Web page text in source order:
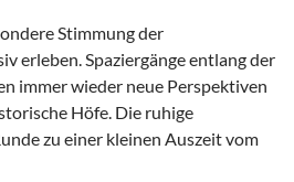
Stimmung der
erleben. Spaziergänge entlang der
immer wieder neue Perspektiven
Höfe. Die ruhige
zu einer kleinen Auszeit vom